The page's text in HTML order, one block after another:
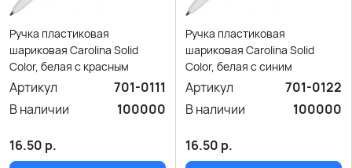
Ручка пластиковая
шариковая Carolina Solid
Color, белая с красным
Артикул
701-0111
В наличии
100000
16.50 р.
Ручка пластиковая
шариковая Carolina Solid
Color, белая с синим
Артикул
701-0122
В наличии
100000
16.50 р.